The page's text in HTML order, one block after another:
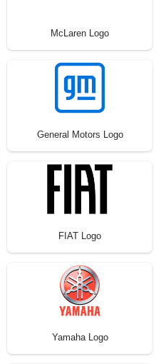
McLaren Logo
General Motors Logo
FIAT Logo
Yamaha Logo